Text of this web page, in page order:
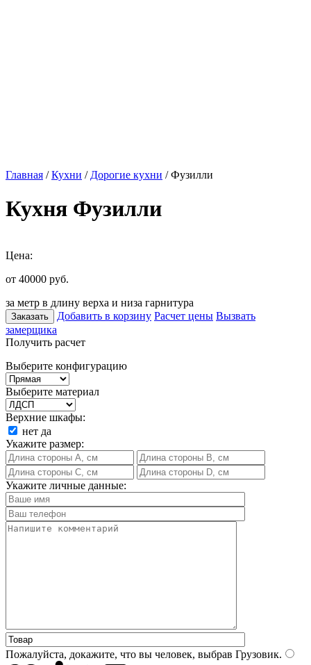
Главная /Кухни / Дорогие кухни / Фузилли
Кухня Фузилли
Цена:
от 40000 руб.
за метр в длину верха и низа гарнитура
Заказать Добавить в корзину Расчет цены Вызвать
замерщика
Получить расчет
Выберите конфигурацию
Выберите материал
Верхние шкафы:
нет да
Укажите размер:
Укажите личные данные:
Пожалуйста, докажите, что вы человек, выбрав Грузовик.